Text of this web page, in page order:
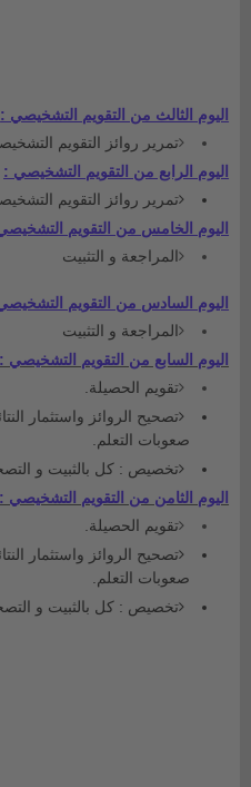
اليوم الثالث من التقويم التشخيصي :
تمرير روائز التقويم
اليوم الرابع من التقويم التشخيصي :
تمرير روائز التقويم
اليوم الخامس من التقويم
المراجعة و التثبيت
اليوم السادس من التقويم
المراجعة و التثبيت
اليوم السابع من التقويم التشخيصي :
تقويم الحصيلة.
تصحيح الروائز واستثمار
صعوبات التعلم.
تخصيص : كل بالثبيت و
اليوم الثامن من التقويم التشخيصي :
تقويم الحصيلة.
تصحيح الروائز واستثمار
صعوبات التعلم.
تخصيص : كل بالثبيت و